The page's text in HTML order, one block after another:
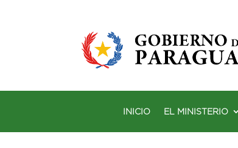
INICIO EL MINISTERIO